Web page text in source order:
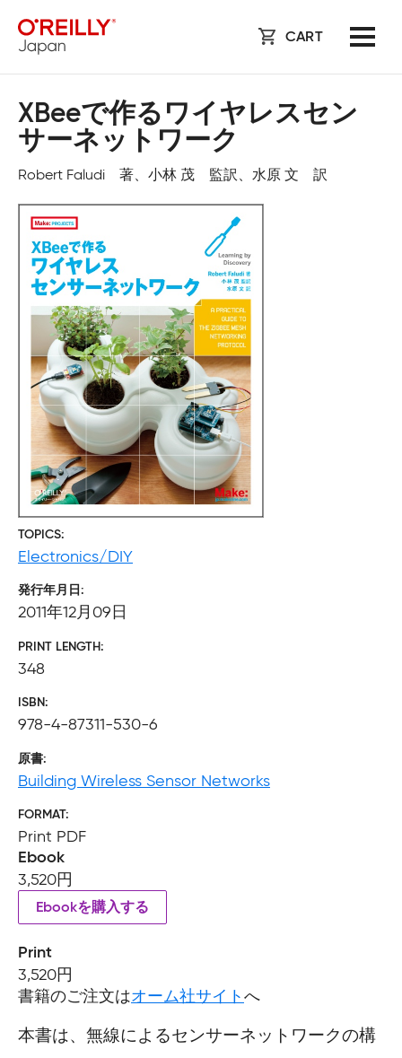
CART
XBeeで作るワイヤレスセン
サーネットワーク
Robert Faludi 著、小林 茂 監訳、水原 文 訳
TOPICS
Electronics/DIY
発行年月日
2011年12月09日
PRINT LENGTH
348
ISBN
978-4-87311-530-6
原書
Building Wireless Sensor Networks
FORMAT
Print PDF
Ebook
3,520円
Ebookを購入する
Print
3,520円
書籍のご注文はオーム社サイトへ
本書は、無線によるセンサーネットワークの構